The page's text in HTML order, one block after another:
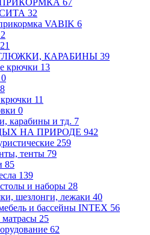
67
32
VABIK 6
2
21
КАРАБИНЫ 39
крючки 13
0
8
11
0
карабины и тд. 7
НА ПРИРОДЕ 942
259
тенты 79
85
139
и наборы 28
шезлонги, лежаки 40
и бассейны INTEX 56
25
62